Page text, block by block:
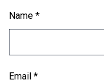
Name *
Email *